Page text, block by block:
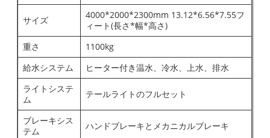
サイズ
4000*2000*2300mm 13.12*6.56*7.55フ
ィート(長さ*幅*高さ)
重さ
1100kg
給水システム
ヒーター付き温水、冷水、上水、排水
ライトシステ
ム
テールライトのフルセット
ブレーキシス
テム
ハンドブレーキとメカニカルブレーキ